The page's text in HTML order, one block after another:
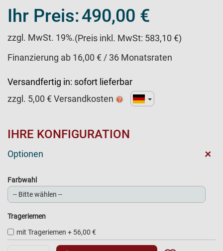
Ihr Preis:490,00 €
zzgl. MwSt. 19%.(Preis inkl. MwSt: 583,10 €)
Finanzierung ab 16,00 € / 36 Monatsraten
Versandfertig in: sofort lieferbar
zzgl. 5,00 € Versandkosten
IHRE KONFIGURATION
Optionen +
Farbwahl
Trageriemen
mit Trageriemen + 56,00 €